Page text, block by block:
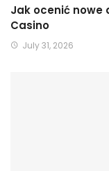
Jak ocenić
Casino
July 31, 2026